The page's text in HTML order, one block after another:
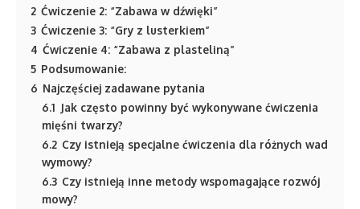
2 Ćwiczenie 2: “Zabawa w dźwięki”
3 Ćwiczenie 3: “Gry z lusterkiem”
4 Ćwiczenie 4: “Zabawa z plasteliną”
5 Podsumowanie:
6 Najczęściej zadawane pytania
6.1 Jak często powinny być wykonywane ćwiczenia
mięśni twarzy?
6.2 Czy istnieją specjalne ćwiczenia dla różnych wad
wymowy?
6.3 Czy istnieją inne metody wspomagające rozwój
mowy?